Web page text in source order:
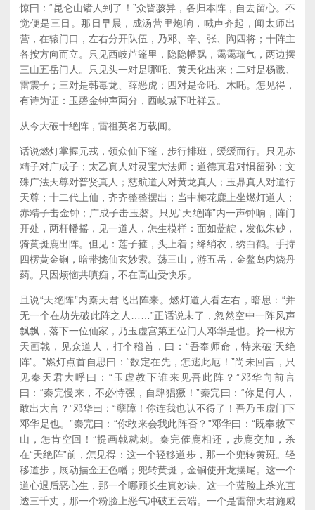
惊曰：“昆仑山诸人到了！”众皆骇异，各归本阵，自去留心。不
觉便是三日。那日早晨，成汤营里炮响，喊声齐起，闻太师出
营，在辕门口，左右分开队伍，乃邓、辛、张、陶四将；十阵主
各按方向而立。只见西岐芦篷里，隐隐幡飘，霭霭瑞气，两边摆
三山五岳门人。只见头一对是哪吒、黄天化出来；二对是杨戬、
雷震子；三对是韩毒龙、薛恶虎；四对是金吒、木吒。怎见得，
有诗为证：玉磬金钟声两分，西岐城下吐祥云。
从今大破十绝阵，雷祖英名万载闻。
话说燃灯掌握元戎，领众仙下篷，步行排班，缓缓而行。只见赤
精子对广成子；太乙真人对灵宝大法师；道德真君对惧留孙；文
殊广法天尊对普贤真人；慈航道人对黄龙真人；玉鼎真人对道行
天尊；十二代上仙，齐齐整整摆出；当中梅花鹿上坐燃灯道人；
赤精子击金钟；广成子击玉磬。只见“天绝阵”内一声钟响，阵门
开处，两杆幡摇，见一道人，怎生模样：面如蓝靛，发似朱砂，
骑黄斑鹿出阵。但见：莲子箍，头上着；绛绡衣，绣白鹤。手持
四楞黄金锏，暗带擒仙玄妙索。荡三山，游五岳，金鳌岛内烧丹
药。只因烦恼共嗔痴，不在高山受快乐。
且说“天绝阵”内秦天君飞出阵来。燃灯道人看左右，暗思：“并
无一个在劫先破此阵之人……”正话说未了，忽然空中一阵风声
飘飘，落下一位仙家，乃玉虚宫第五位门人邓华是也。拎一根方
天画戟，见众道人，打个稽首，曰：“吾奉师命，特来破‘天绝
阵’。”燃灯点首自思曰：“数定在先，怎逃此厄！”尚未回言，只
见秦天君大呼曰：“玉虚教下谁来见吾此阵？”邓华向前言
曰：“秦完慢来，不必恃强，自肆猖獗！”秦完曰：“你是何人，
敢出大言？”邓华曰：“孽障！你连我也认不得了！吾乃玉虚门下
邓华是也。”秦完曰：“你敢来会我此阵否？”邓华曰：“既奉敕下
山，怎肯空回！”提画戟就刺。秦完催鹿相还，步鹿交加，杀
在“天绝阵”前，怎见得：这一个轻移道步，那一个兜转黄斑。轻
移道步，展动描金五色幡；兜转黄斑，金锏使开龙摆尾。这一个
道心退后恶心生，那一个哪顾长生真妙诀。这一个蓝脸上杀光直
透三千丈，那一个粉脸上恶气冲破五云端。一个是雷部天君施威